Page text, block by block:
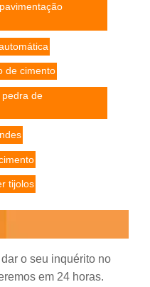
de cimento
de
tijolos
o seu inquérito no
em 24 horas.